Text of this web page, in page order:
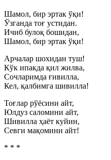
Шамол, бир эртак ўқи!
Ўзганда тоғ устидан.
Ичиб булоқ бошидан,
Шамол, бир эртак ўқи!
Арчалар шохидан туш!
Кўк ипакда қил жилва,
Сочларимда ғивилла,
Кел, қалбимга шивилла!
Тоғлар рўёсини айт,
Юлдуз саломини айт,
Шивилла ҳаёт куйин,
Севги мақомини айт!
* * *